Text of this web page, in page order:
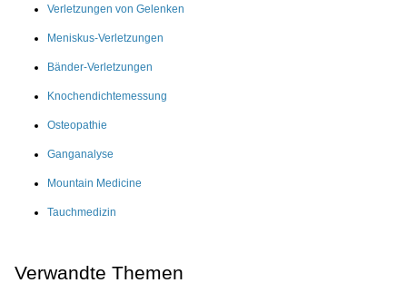
Verletzungen von Gelenken
Meniskus-Verletzungen
Bänder-Verletzungen
Knochendichtemessung
Osteopathie
Ganganalyse
Mountain Medicine
Tauchmedizin
Verwandte Themen